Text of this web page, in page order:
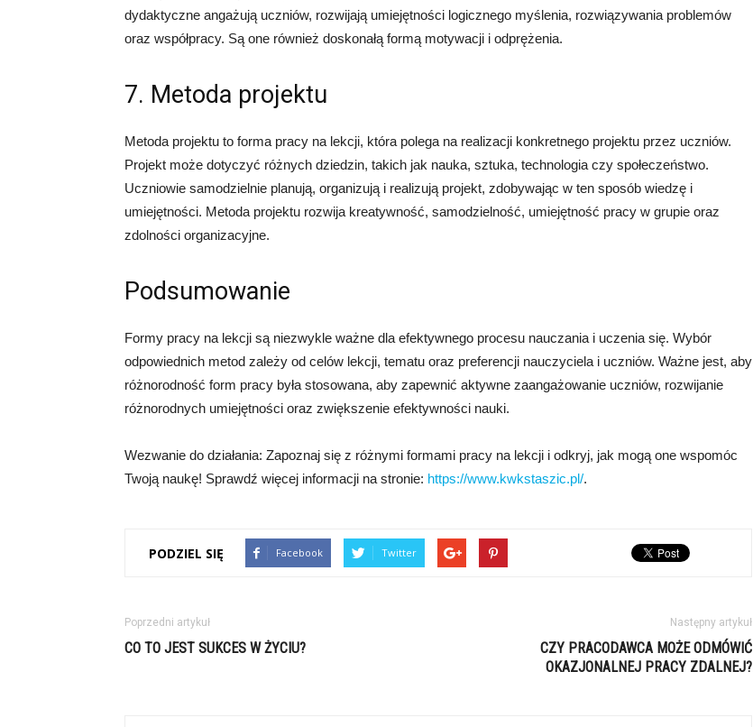
dydaktyczne angażują uczniów, rozwijają umiejętności logicznego myślenia, rozwiązywania problemów
oraz współpracy. Są one również doskonałą formą motywacji i odprężenia.
7. Metoda projektu
Metoda projektu to forma pracy na lekcji, która polega na realizacji konkretnego projektu przez uczniów.
Projekt może dotyczyć różnych dziedzin, takich jak nauka, sztuka, technologia czy społeczeństwo.
Uczniowie samodzielnie planują, organizują i realizują projekt, zdobywając w ten sposób wiedzę i
umiejętności. Metoda projektu rozwija kreatywność, samodzielność, umiejętność pracy w grupie oraz
zdolności organizacyjne.
Podsumowanie
Formy pracy na lekcji są niezwykle ważne dla efektywnego procesu nauczania i uczenia się. Wybór
odpowiednich metod zależy od celów lekcji, tematu oraz preferencji nauczyciela i uczniów. Ważne jest, aby
różnorodność form pracy była stosowana, aby zapewnić aktywne zaangażowanie uczniów, rozwijanie
różnorodnych umiejętności oraz zwiększenie efektywności nauki.
Wezwanie do działania: Zapoznaj się z różnymi formami pracy na lekcji i odkryj, jak mogą one wspomóc
Twoją naukę! Sprawdź więcej informacji na stronie: https://www.kwkstaszic.pl/.
PODZIEL SIĘ Facebook Twitter
Poprzedni artykuł
CO TO JEST SUKCES W ŻYCIU?
Następny artykuł
CZY PRACODAWCA MOŻE ODMÓWIĆ
OKAZJONALNEJ PRACY ZDALNEJ?